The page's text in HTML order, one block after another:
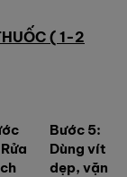
( 1-2
Bước 5:
Dùng vít
dẹp, vặn